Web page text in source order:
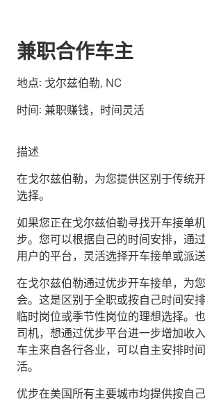
兼职合作车主
地点: 戈尔兹伯勒, NC
时间: 兼职赚钱，时间灵活
描述
在戈尔兹伯勒，为您提供区别于传统
选择。
如果您正在戈尔兹伯勒寻找开车接单
步。您可以根据自己的时间安排，通
用户的平台，灵活选择开车接单或派送
在戈尔兹伯勒通过优步开车接单，为
会。这是区别于全职或按自己时间安
临时岗位或季节性岗位的理想选择。
司机，想通过优步平台进一步增加收
车主来自各行各业，可以自主安排时
活。
优步在美国所有主要城市均提供按自